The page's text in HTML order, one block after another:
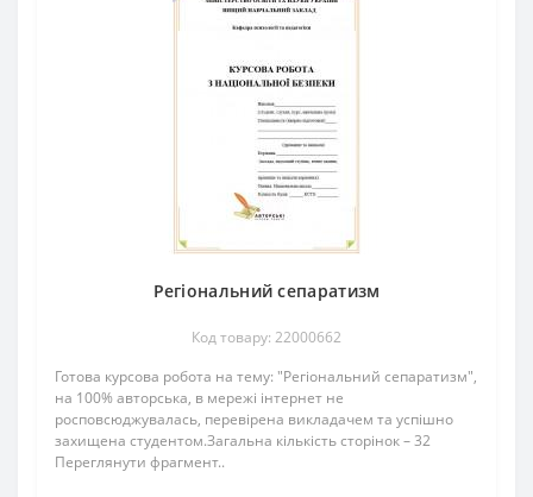
Регіональний сепаратизм
Код товару: 22000662
Готова курсова робота на тему: "Регіональний сепаратизм",
на 100% авторська, в мережі інтернет не
росповсюджувалась, перевірена викладачем та успішно
захищена студентом.Загальна кількість сторінок – 32
Переглянути фрагмент..